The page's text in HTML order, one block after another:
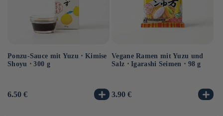
Ponzu-Sauce mit Yuzu ⋅ Kimise
Shoyu ⋅ 300 g
Normaler
6.50 €
Vegane Ramen mit Yuzu und
Salz ⋅ Igarashi Seimen ⋅ 98 g
Normaler
3.90 €